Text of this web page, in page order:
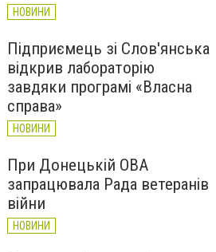
НОВИНИ
Підприємець зі Слов'янська
відкрив лабораторію
завдяки програмі «Власна
справа»
НОВИНИ
При Донецькій ОВА
запрацювала Рада ветеранів
війни
НОВИНИ